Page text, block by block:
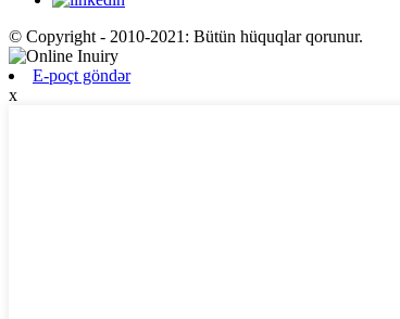
© Copyright - 2010-2021: Bütün hüquqlar qorunur.
E-poçt göndər
x